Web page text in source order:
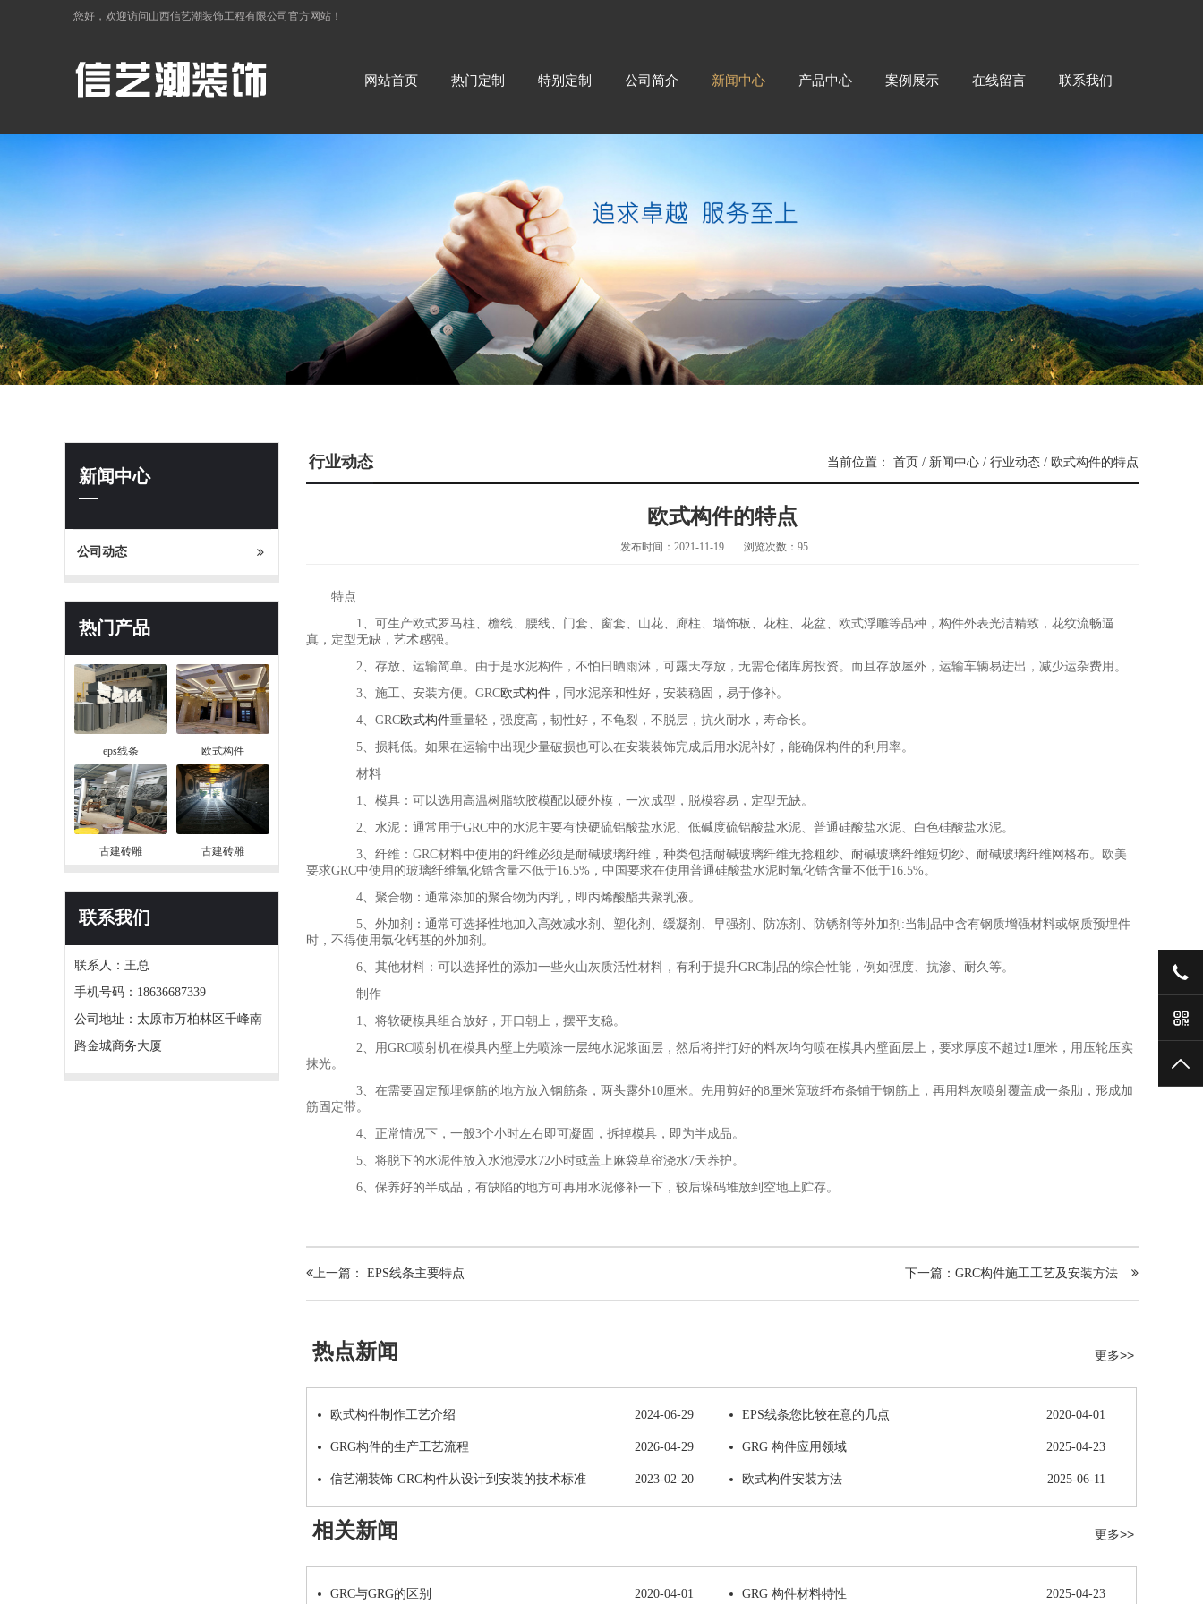
您好，欢迎访问 山西信艺潮装饰工程有限公司 官方网站！
网站首页 热门定制 特别定制 公司简介 新闻中心 产品中心 案例展示 在线留言 联系我们
新闻中心
公司动态
热门产品
eps线条 欧式构件
古建砖雕 古建砖雕
联系我们
联系人：王总
手机号码：18636687339
公司地址：太原市万柏林区千峰南
路金城商务大厦
当前位置： 首页 / 新闻中心 / 行业动态 / 欧式构件的特点
行业动态
欧式构件的特点
发布时间：2021-11-19 浏览次数： 95
特点
1、可生产欧式罗马柱、檐线、腰线、门套、窗套、山花、廊柱、墙饰板、花柱、花盆、欧式浮雕等品种，构件外表光洁精致，花纹流畅逼
真，定型无缺，艺术感强。
2、存放、运输简单。由于是水泥构件，不怕日晒雨淋，可露天存放，无需仓储库房投资。而且存放屋外，运输车辆易进出，减少运杂费用。
3、施工、安装方便。GRC欧式构件 ，同水泥亲和性好，安装稳固，易于修补。
4、GRC欧式构件重量轻，强度高，韧性好，不龟裂，不脱层，抗火耐水，寿命长。
5、损耗低。如果在运输中出现少量破损也可以在安装装饰完成后用水泥补好，能确保构件的利用率。
材料
1、模具：可以选用高温树脂软胶模配以硬外模，一次成型，脱模容易，定型无缺。
2、水泥：通常用于GRC中的水泥主要有快硬硫铝酸盐水泥、低碱度硫铝酸盐水泥、普通硅酸盐水泥、白色硅酸盐水泥。
3、纤维：GRC材料中使用的纤维必须是耐碱玻璃纤维，种类包括耐碱玻璃纤维无捻粗纱、耐碱玻璃纤维短切纱、耐碱玻璃纤维网格布。欧美
要求GRC中使用的玻璃纤维氧化锆含量不低于16.5%，中国要求在使用普通硅酸盐水泥时氧化锆含量不低于16.5%。
4、聚合物：通常添加的聚合物为丙乳，即丙烯酸酯共聚乳液。
5、外加剂：通常可选择性地加入高效减水剂、塑化剂、缓凝剂、早强剂、防冻剂、防锈剂等外加剂:当制品中含有钢质增强材料或钢质预埋件
时，不得使用氯化钙基的外加剂。
6、其他材料：可以选择性的添加一些火山灰质活性材料，有利于提升GRC制品的综合性能，例如强度、抗渗、耐久等。
制作
1、将软硬模具组合放好，开口朝上，摆平支稳。
2、用GRC喷射机在模具内壁上先喷涂一层纯水泥浆面层，然后将拌打好的料灰均匀喷在模具内壁面层上，要求厚度不超过1厘米，用压轮压实
抹光。
3、在需要固定预埋钢筋的地方放入钢筋条，两头露外10厘米。先用剪好的8厘米宽玻纤布条铺于钢筋上，再用料灰喷射覆盖成一条肋，形成加
筋固定带。
4、正常情况下，一般3个小时左右即可凝固，拆掉模具，即为半成品。
5、将脱下的水泥件放入水池浸水72小时或盖上麻袋草帘浇水7天养护。
6、保养好的半成品，有缺陷的地方可再用水泥修补一下，较后垛码堆放到空地上贮存。
上一篇： EPS线条主要特点 下一篇：GRC构件施工工艺及安装方法
更多>>
热点新闻
2024-06-29
欧式构件制作工艺介绍 2020-04-01
EPS线条您比较在意的几点
2026-04-29
GRG构件的生产工艺流程 2025-04-23
GRG 构件应用领域
2023-02-20
信艺潮装饰-GRG构件从设计到安装的技术标准 2025-06-11
欧式构件安装方法
更多>>
相关新闻
2020-04-01
GRC与GRG的区别 2025-04-23
GRG 构件材料特性
手